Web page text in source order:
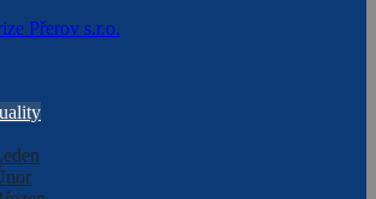
Přerov s.r.o.